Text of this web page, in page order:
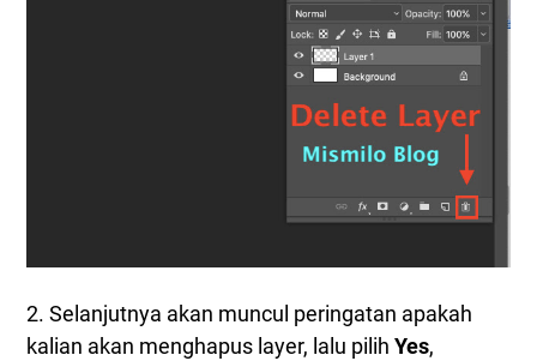
2. Selanjutnya akan muncul peringatan apakah
kalian akan menghapus layer, lalu pilih Yes,